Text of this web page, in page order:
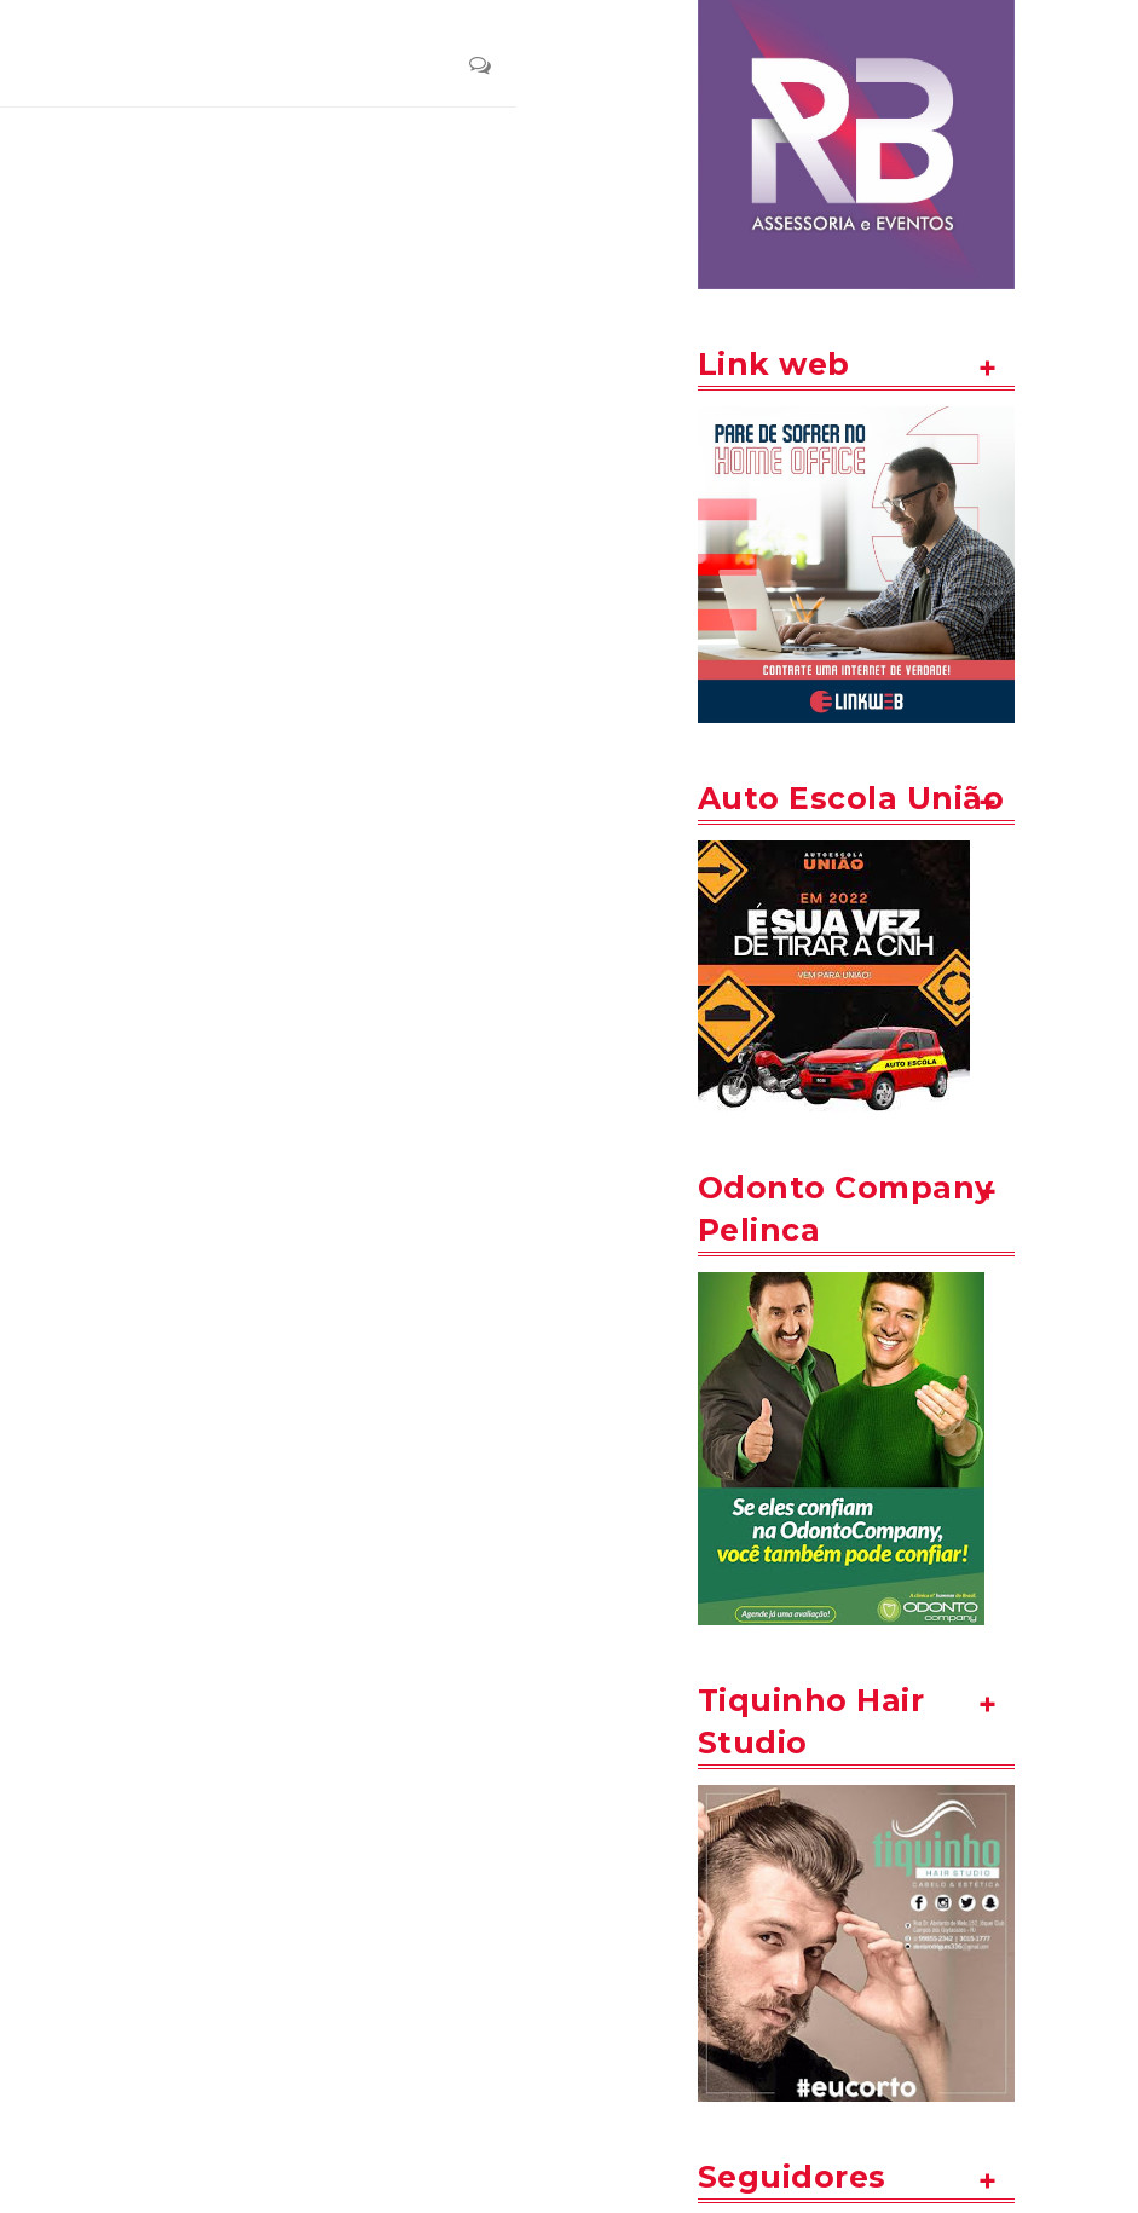
Link web
Auto Escola União
Odonto Company
Pelinca
Tiquinho Hair
Studio
Seguidores